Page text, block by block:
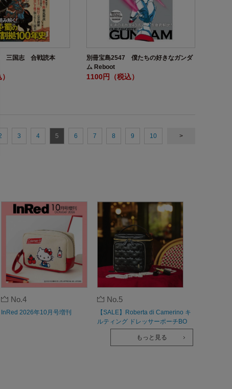
三国志 合戦読本
別冊宝島2547 僕たちの好きなガンダ
ム Reboot
1100円（税込）
3 4 5 6 7 8 9 10 >
No.4
InRed 2026年10月号増刊
No.5
【SALE】Roberta di Camerino キ
ルティング ドレッサーポーチBO
もっと見る